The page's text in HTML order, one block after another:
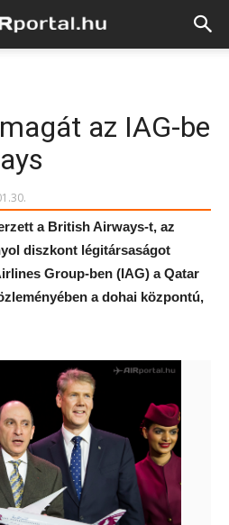
az IAG-be
a British Airways-t, az
diszkont légitársaságot
Group-ben (IAG) a Qatar
a dohai központú,